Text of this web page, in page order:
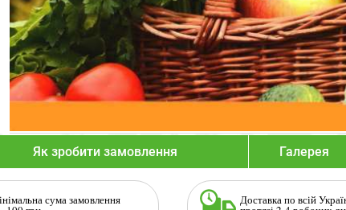
Як зробити замовлення Галерея
сума замовлення Доставка по всій